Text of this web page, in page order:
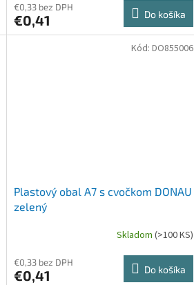
€0,33 bez DPH
€0,41 Do košíka
Plastový obal A7 s cvočkom DONAU
zelený
Skladom (>100 KS)
€0,33 bez DPH
€0,41 Do košíka
Kód: DO855006